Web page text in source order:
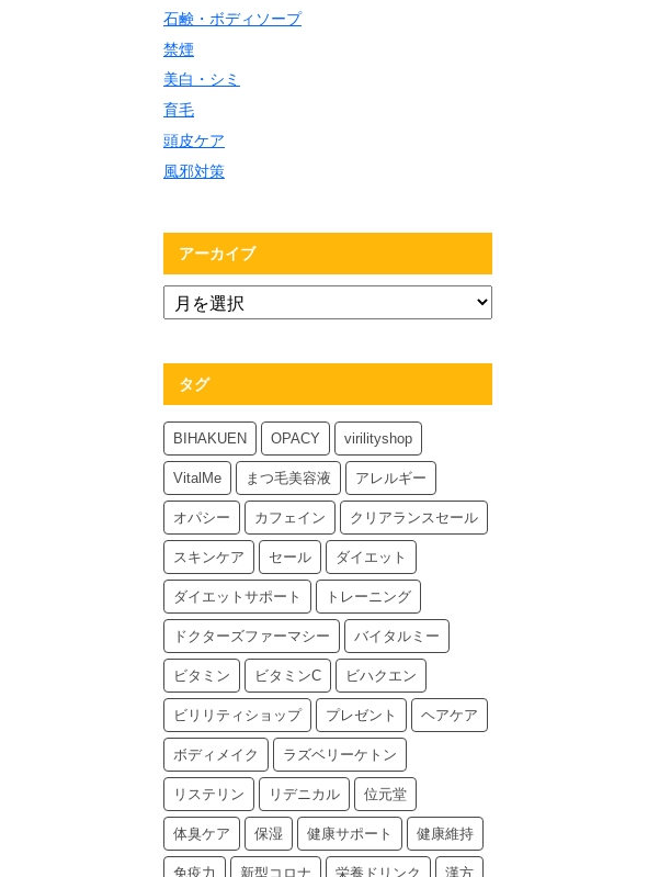
石鹸・ボディソープ
禁煙
美白・シミ
育毛
頭皮ケア
風邪対策
アーカイブ
タグ
BIHAKUEN OPACY virilityshop
VitalMe まつ毛美容液 アレルギー
オパシー カフェイン クリアランスセール
スキンケア セール ダイエット
ダイエットサポート トレーニング
ドクターズファーマシー バイタルミー
ビタミン ビタミンC ビハクエン
ビリリティショップ プレゼント ヘアケア
ボディメイク ラズベリーケトン
リステリン リデニカル 位元堂
体臭ケア 保湿 健康サポート 健康維持
免疫力 新型コロナ 栄養ドリンク 漢方